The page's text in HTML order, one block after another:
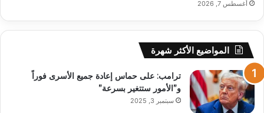
أغسطس 7, 2026
المواضيع الأكثر شهرة
ترامب: على حماس إعادة جميع الأسرى فوراً
و”الأمور ستتغير بسرعة”
سبتمبر 3, 2025